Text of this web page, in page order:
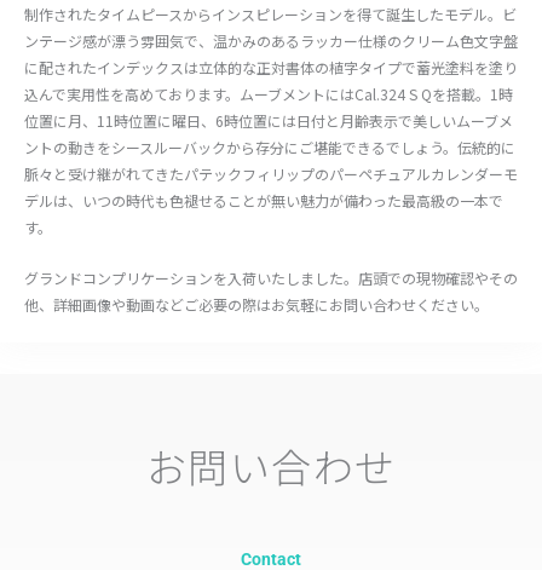
制作されたタイムピースからインスピレーションを得て誕生したモデル。ビ
ンテージ感が漂う雰囲気で、温かみのあるラッカー仕様のクリーム色文字盤
に配されたインデックスは立体的な正対書体の植字タイプで蓄光塗料を塗り
込んで実用性を高めております。ムーブメントにはCal.324 S Qを搭載。1時
位置に月、11時位置に曜日、6時位置には日付と月齢表示で美しいムーブメ
ントの動きをシースルーバックから存分にご堪能できるでしょう。伝統的に
脈々と受け継がれてきたパテックフィリップのパーペチュアルカレンダーモ
デルは、いつの時代も色褪せることが無い魅力が備わった最高級の一本で
す。
グランドコンプリケーションを入荷いたしました。店頭での現物確認やその
他、詳細画像や動画などご必要の際はお気軽にお問い合わせください。
お問い合わせ
Contact